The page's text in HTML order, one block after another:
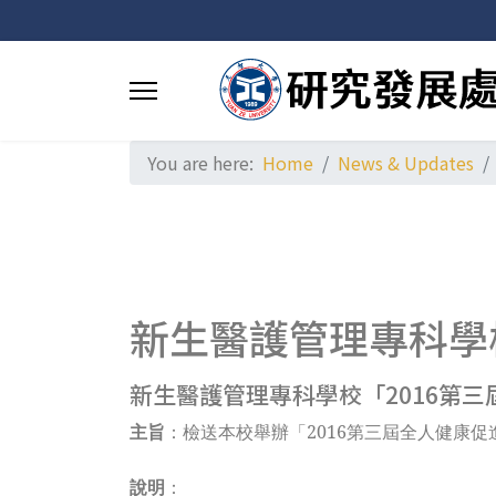
You are here: Home News & Updates
新生醫護管理專科
新生醫護管理專科學校「2016第
主旨 ：檢送本校舉辦「2016第三屆全人健康
說明 ：